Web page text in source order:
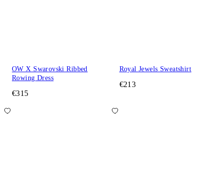
OW X Swarovski Ribbed
Rowing Dress
€315
Royal Jewels Sweatshirt
€213